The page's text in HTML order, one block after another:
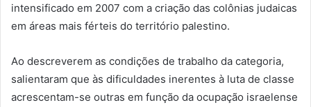
intensificado em 2007 com a criação das colônias judaicas
em áreas mais férteis do território palestino.
Ao descreverem as condições de trabalho da categoria,
salientaram que às dificuldades inerentes à luta de classe
acrescentam-se outras em função da ocupação israelense